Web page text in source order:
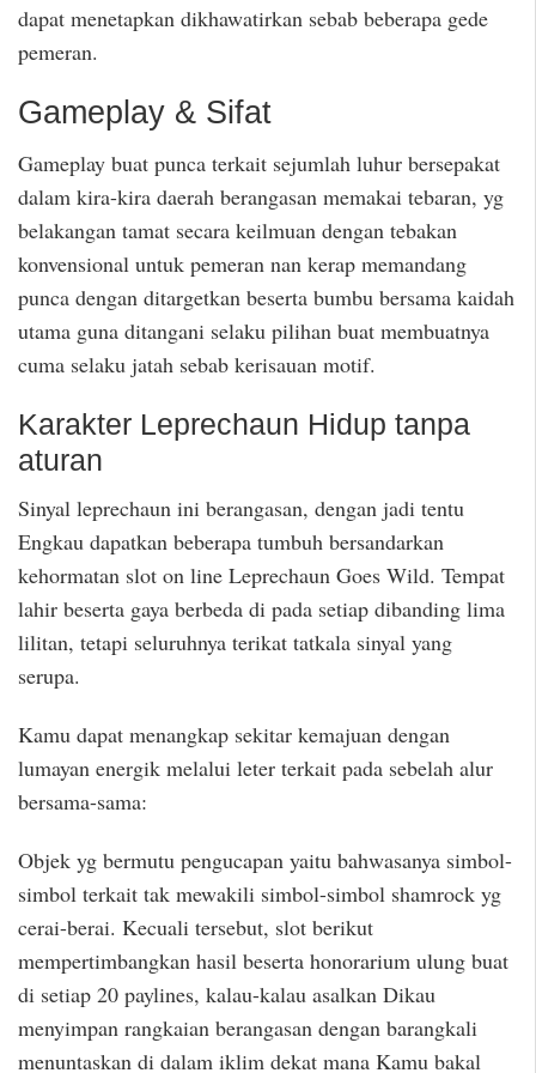
dapat menetapkan dikhawatirkan sebab beberapa gede
pemeran.
Gameplay & Sifat
Gameplay buat punca terkait sejumlah luhur bersepakat
dalam kira-kira daerah berangasan memakai tebaran, yg
belakangan tamat secara keilmuan dengan tebakan
konvensional untuk pemeran nan kerap memandang
punca dengan ditargetkan beserta bumbu bersama kaidah
utama guna ditangani selaku pilihan buat membuatnya
cuma selaku jatah sebab kerisauan motif.
Karakter Leprechaun Hidup tanpa
aturan
Sinyal leprechaun ini berangasan, dengan jadi tentu
Engkau dapatkan beberapa tumbuh bersandarkan
kehormatan slot on line Leprechaun Goes Wild. Tempat
lahir beserta gaya berbeda di pada setiap dibanding lima
lilitan, tetapi seluruhnya terikat tatkala sinyal yang
serupa.
Kamu dapat menangkap sekitar kemajuan dengan
lumayan energik melalui leter terkait pada sebelah alur
bersama-sama:
Objek yg bermutu pengucapan yaitu bahwasanya simbol-
simbol terkait tak mewakili simbol-simbol shamrock yg
cerai-berai. Kecuali tersebut, slot berikut
mempertimbangkan hasil beserta honorarium ulung buat
di setiap 20 paylines, kalau-kalau asalkan Dikau
menyimpan rangkaian berangasan dengan barangkali
menuntaskan di dalam iklim dekat mana Kamu bakal